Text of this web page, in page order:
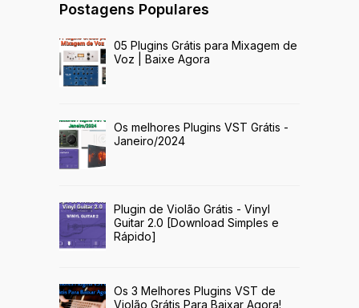
Postagens Populares
05 Plugins Grátis para Mixagem de
Voz | Baixe Agora
Os melhores Plugins VST Grátis -
Janeiro/2024
Plugin de Violão Grátis - Vinyl
Guitar 2.0 [Download Simples e
Rápido]
Os 3 Melhores Plugins VST de
Violão Grátis Para Baixar Agora!